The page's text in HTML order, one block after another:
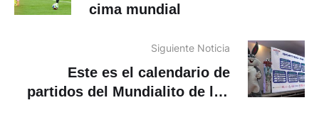
cima mundial
Siguiente Noticia
Este es el calendario de
partidos del Mundialito de los